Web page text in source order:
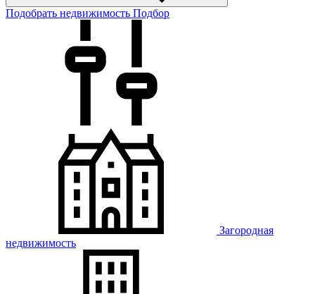
Подобрать недвижимость Подбор
Загородная
недвижимость